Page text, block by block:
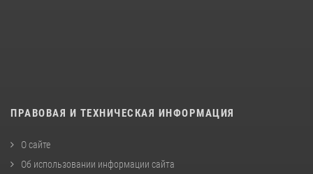
ПРАВОВАЯ И ТЕХНИЧЕСКАЯ ИНФОРМАЦИЯ
О сайте
Об использовании информации сайта